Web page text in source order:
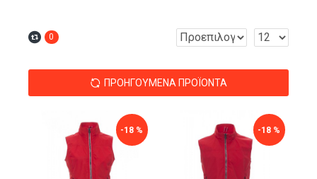
0
ΠΡΟΗΓΟΎΜΕΝΑ ΠΡΟΪΌΝΤΑ
-18 % -18 %